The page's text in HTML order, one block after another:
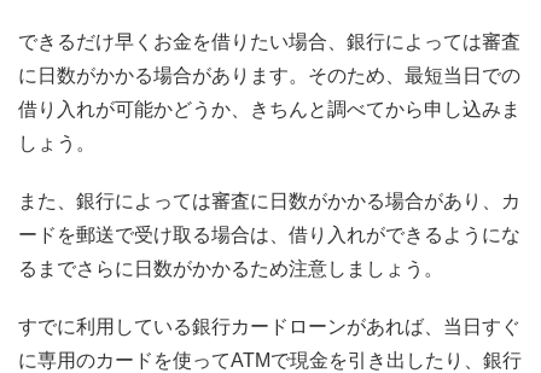
できるだけ早くお金を借りたい場合、銀行によっては審査
に日数がかかる場合があります。そのため、最短当日での
借り入れが可能かどうか、きちんと調べてから申し込みま
しょう。
また、銀行によっては審査に日数がかかる場合があり、カ
ードを郵送で受け取る場合は、借り入れができるようにな
るまでさらに日数がかかるため注意しましょう。
すでに利用している銀行カードローンがあれば、当日すぐ
に専用のカードを使ってATMで現金を引き出したり、銀行